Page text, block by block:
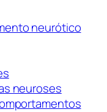
neurótico
neuroses